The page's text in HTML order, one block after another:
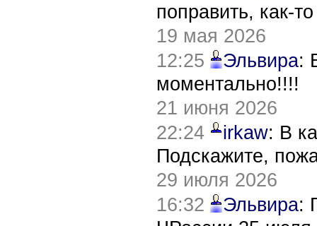
поправить, как-
19 мая 2026
12:25
Эльвира:
моментально!!!!
21 июня 2026
22:24
irkaw: В
Подскажите,
29 июля 2026
16:32
Эльвира: